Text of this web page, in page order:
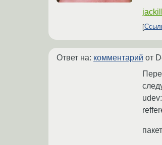
jackill
Ответ на: комментарий от